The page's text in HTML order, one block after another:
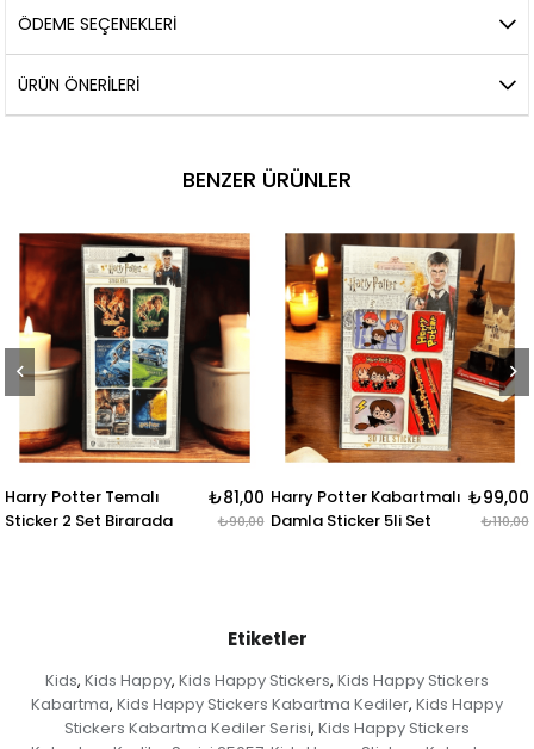
ÖDEME SEÇENEKLERI
ÜRÜN ÖNERILERI
BENZER ÜRÜNLER
₺81,00
₺90,00
Harry Potter Kabartmalı
Damla Sticker 5li Set
₺99,00
₺110,00
Harry Potter 4lü
Rozet & Broş
Etiketler
Kids, Kids Happy, Kids Happy Stickers, Kids Happy Stickers
Kabartma, Kids Happy Stickers Kabartma Kediler, Kids Happy
Stickers Kabartma Kediler Serisi, Kids Happy Stickers